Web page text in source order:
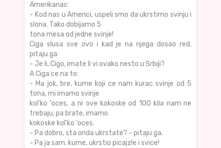
Amerikanac:
- Kod nas u Americi, uspeli smo da ukrstimo svinju i
slona. Tako dobijamo 5
tona mesa od jedne svinje!
Ciga slusa sve ovo i kad je na njega dosao red,
pitaju ga:
- Je li, Cigo, imate li vi ovako nesto u Srbiji?
A Ciga ce na to:
- Ma jok, bre, kume koji ce nam kurac svinje od 5
tona, mi imamo svinje
kol'ko 'oces, a ni ove kokoske od 100 kila nam ne
trebaju, pa brate, imamo
kokoske kol'ko 'oces.
- Pa dobro, sta onda ukrstate? - pitaju ga.
- Pa ja sam, kume, ukrstio picajzle i svice!